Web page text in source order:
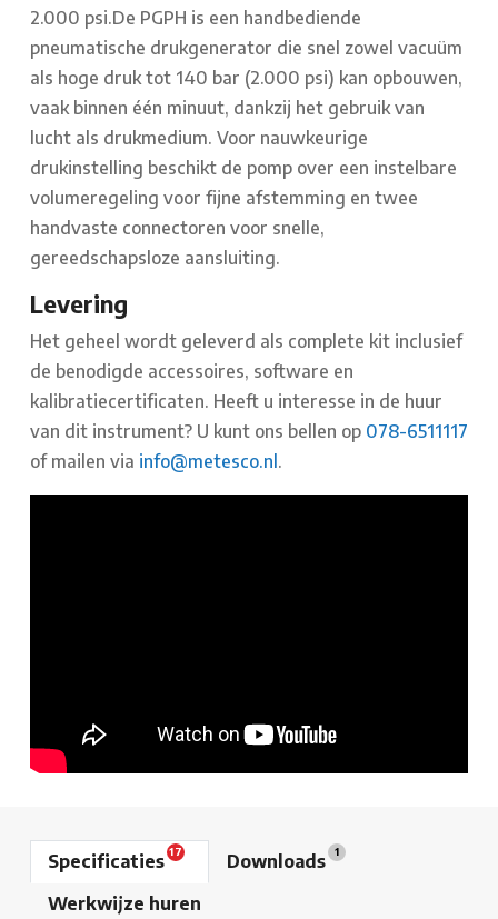
2.000 psi.De PGPH is een handbediende
pneumatische drukgenerator die snel zowel vacuüm
als hoge druk tot 140 bar (2.000 psi) kan opbouwen,
vaak binnen één minuut, dankzij het gebruik van
lucht als drukmedium. Voor nauwkeurige
drukinstelling beschikt de pomp over een instelbare
volumeregeling voor fijne afstemming en twee
handvaste connectoren voor snelle,
gereedschapsloze aansluiting.
Levering
Het geheel wordt geleverd als complete kit inclusief
de benodigde accessoires, software en
kalibratiecertificaten. Heeft u interesse in de huur
van dit instrument? U kunt ons bellen op 078-6511117
of mailen via info@metesco.nl.
Specificaties17 Downloads 1
Werkwijze huren